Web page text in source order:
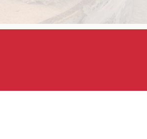
képviselő egységek számára